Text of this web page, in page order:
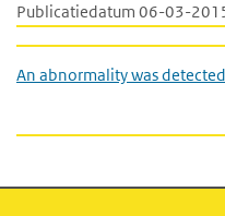
Publicatiedatum 06-03-
An abnormality was